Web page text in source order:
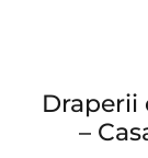
Draperii
–